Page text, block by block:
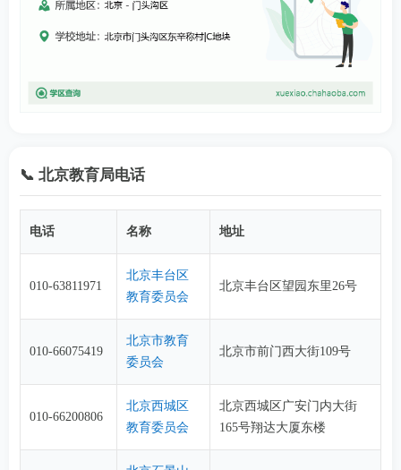
📞 北京教育局电话
电话 名称 地址
010-63811971
北京丰台区
教育委员会
北京丰台区望园东里26号
010-66075419
北京市教育
委员会
北京市前门西大街109号
010-66200806
北京西城区
教育委员会
北京西城区广安门内大街
165号翔达大厦东楼